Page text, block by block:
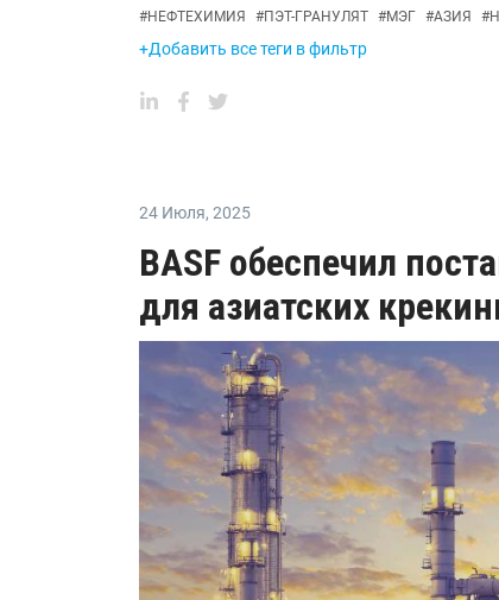
#НЕФТЕХИМИЯ #ПЭТ-ГРАНУЛЯТ #МЭГ #АЗИЯ #
+Добавить все теги в фильтр
24 Июля, 2025
BASF обеспечил
для азиатских